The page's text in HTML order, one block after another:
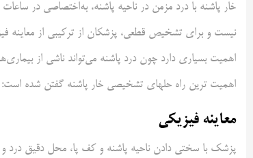
خار پاشنه با درد مزمن در ناحیه پاشنه، به‌اختصاصی در
نیست و برای تشخیص قطعی، پزشکان از ترکیبی از معاینه
اهمیت بسیاری دارد چون درد پاشنه می‌تواند ناشی از
اهمیت ترین راه حلهای تشخیصی خار پاشنه گفتن شده است:
معاینه فیزیکی
پزشک با سختی دادن ناحیه پاشنه و کف پا، محل دقیق درد و